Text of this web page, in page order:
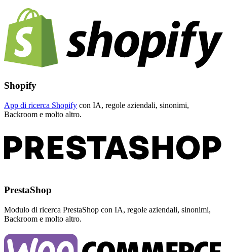
Shopify
App di ricerca Shopify con IA, regole aziendali, sinonimi,
Backroom e molto altro.
PrestaShop
Modulo di ricerca PrestaShop con IA, regole aziendali, sinonimi,
Backroom e molto altro.